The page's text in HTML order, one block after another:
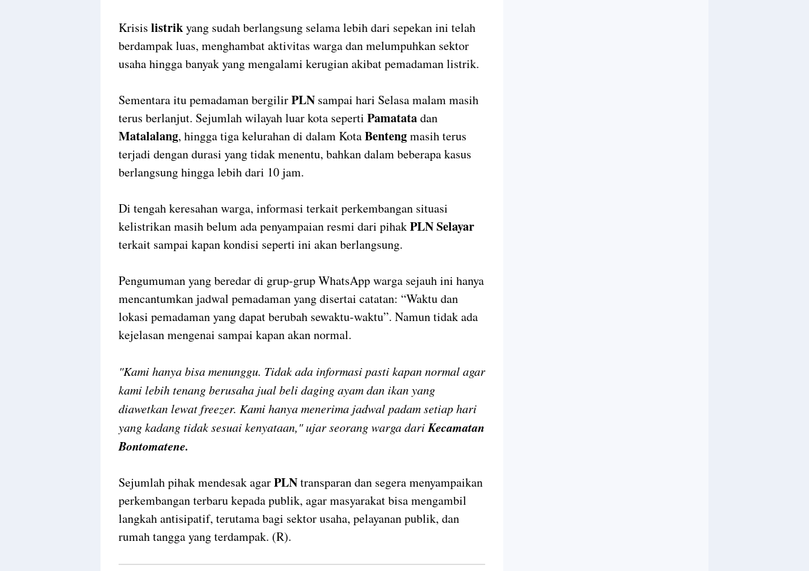
Krisis listrikyang sudah berlangsung selama lebih dari sepekan ini telah
berdampak luas, menghambat aktivitas warga dan melumpuhkan sektor
usaha hingga banyak yang mengalami kerugian akibat pemadaman listrik.
Sementara itu pemadaman bergilirPLN sampai hari Selasa malam masih
terus berlanjut. Sejumlah wilayah luar kota seperti Pamatatadan
Matalalang, hingga tiga kelurahan di dalam KotaBentengmasih terus
terjadi dengan durasi yang tidak menentu, bahkan dalam beberapa kasus
berlangsung hingga lebih dari 10 jam.
Di tengah keresahan warga, informasi terkait perkembangan situasi
kelistrikan masih belum ada penyampaian resmi dari pihakPLN Selayar
terkait sampai kapan kondisi seperti ini akan berlangsung.
Pengumuman yang beredar di grup-grup WhatsApp warga sejauh ini hanya
mencantumkan jadwal pemadaman yang disertai catatan: “Waktu dan
lokasi pemadaman yang dapat berubah sewaktu-waktu”. Namun tidak ada
kejelasan mengenai sampai kapan akan normal.
"Kami hanya bisa menunggu. Tidak ada informasi pasti kapan normal agar
kami lebih tenang berusaha jual beli daging ayam dan ikan yang
diawetkan lewat freezer. Kami hanya menerima jadwal padam setiap hari
yang kadang tidak sesuai kenyataan," ujar seorang warga dariKecamatan
Bontomatene.
Sejumlah pihak mendesak agarPLNtransparan dan segera menyampaikan
perkembangan terbaru kepada publik, agar masyarakat bisa mengambil
langkah antisipatif, terutama bagi sektor usaha, pelayanan publik, dan
rumah tangga yang terdampak. (R).